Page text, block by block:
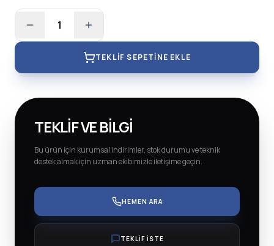
1
TEKLIF SEPETINE EKLE
TEKLIF VE BILGI
Bu ürün için kurumsal indirimler, stok durumu ve teknik
destek almak için uzman ekibimizle iletişime geçin.
HEMEN ARA
TEKLİF İSTE